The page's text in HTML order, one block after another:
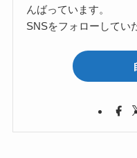
んばっています。
SNSをフォローしてい